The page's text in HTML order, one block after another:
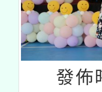
發佈